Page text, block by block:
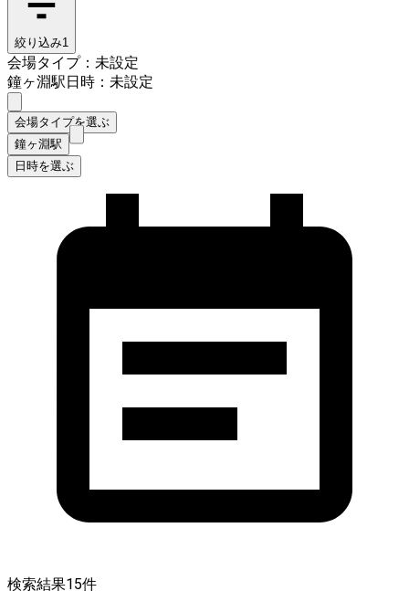
絞り込み1
会場タイプ：未設定
鐘ヶ淵駅日時：未設定
会場タイプを選ぶ
鐘ヶ淵駅
日時を選ぶ
検索結果15件